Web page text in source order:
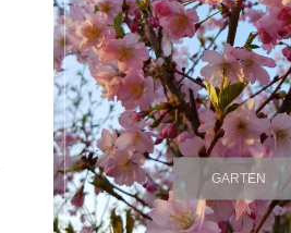
GARTEN